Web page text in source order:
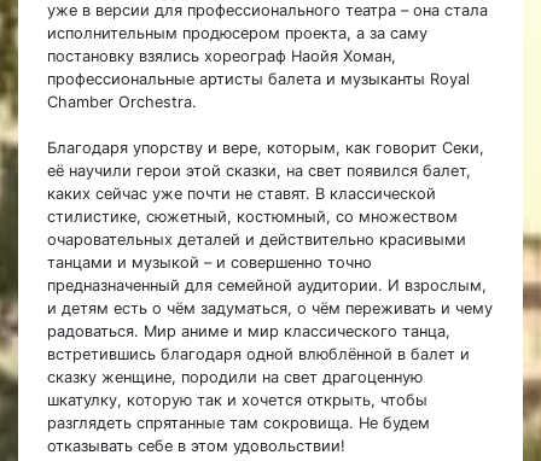
уже в версии для профессионального театра – она стала
исполнительным продюсером проекта, а за саму
постановку взялись хореограф Наойя Хоман,
профессиональные артисты балета и музыканты Royal
Chamber Orchestra.
Благодаря упорству и вере, которым, как говорит Секи,
её научили герои этой сказки, на свет появился балет,
каких сейчас уже почти не ставят. В классической
стилистике, сюжетный, костюмный, со множеством
очаровательных деталей и действительно красивыми
танцами и музыкой – и совершенно точно
предназначенный для семейной аудитории. И взрослым,
и детям есть о чём задуматься, о чём переживать и чему
радоваться. Мир аниме и мир классического танца,
встретившись благодаря одной влюблённой в балет и
сказку женщине, породили на свет драгоценную
шкатулку, которую так и хочется открыть, чтобы
разглядеть спрятанные там сокровища. Не будем
отказывать себе в этом удовольствии!